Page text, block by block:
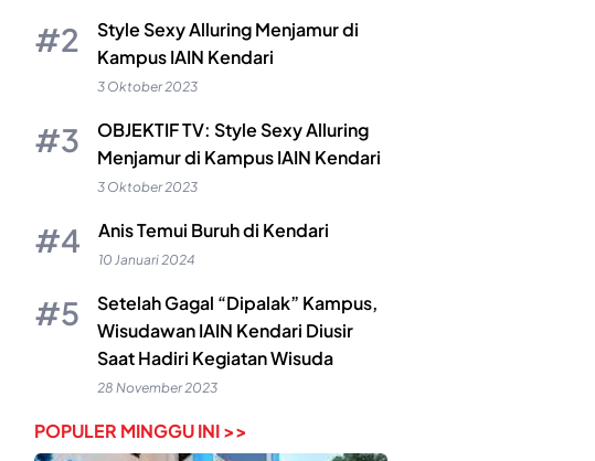
Style Sexy Alluring Menjamur di
Kampus IAIN Kendari
3 Oktober 2023
OBJEKTIF TV: Style Sexy Alluring
Menjamur di Kampus IAIN Kendari
3 Oktober 2023
Anis Temui Buruh di Kendari
10 Januari 2024
Setelah Gagal “Dipalak” Kampus,
Wisudawan IAIN Kendari Diusir
Saat Hadiri Kegiatan Wisuda
28 November 2023
POPULER MINGGU INI >>